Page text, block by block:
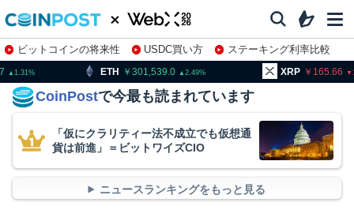
ビットコインの将来性 USDC買い方
ステーキング利率比較
株特集・関連銘柄
301,539.0 XRP 165.66 BNB
CoinPostで今最も読まれています
「仮にクラリティー法不成立でも仮想通
貨は前進」＝ビットワイズCIO
ニュースランキングをもっと見る